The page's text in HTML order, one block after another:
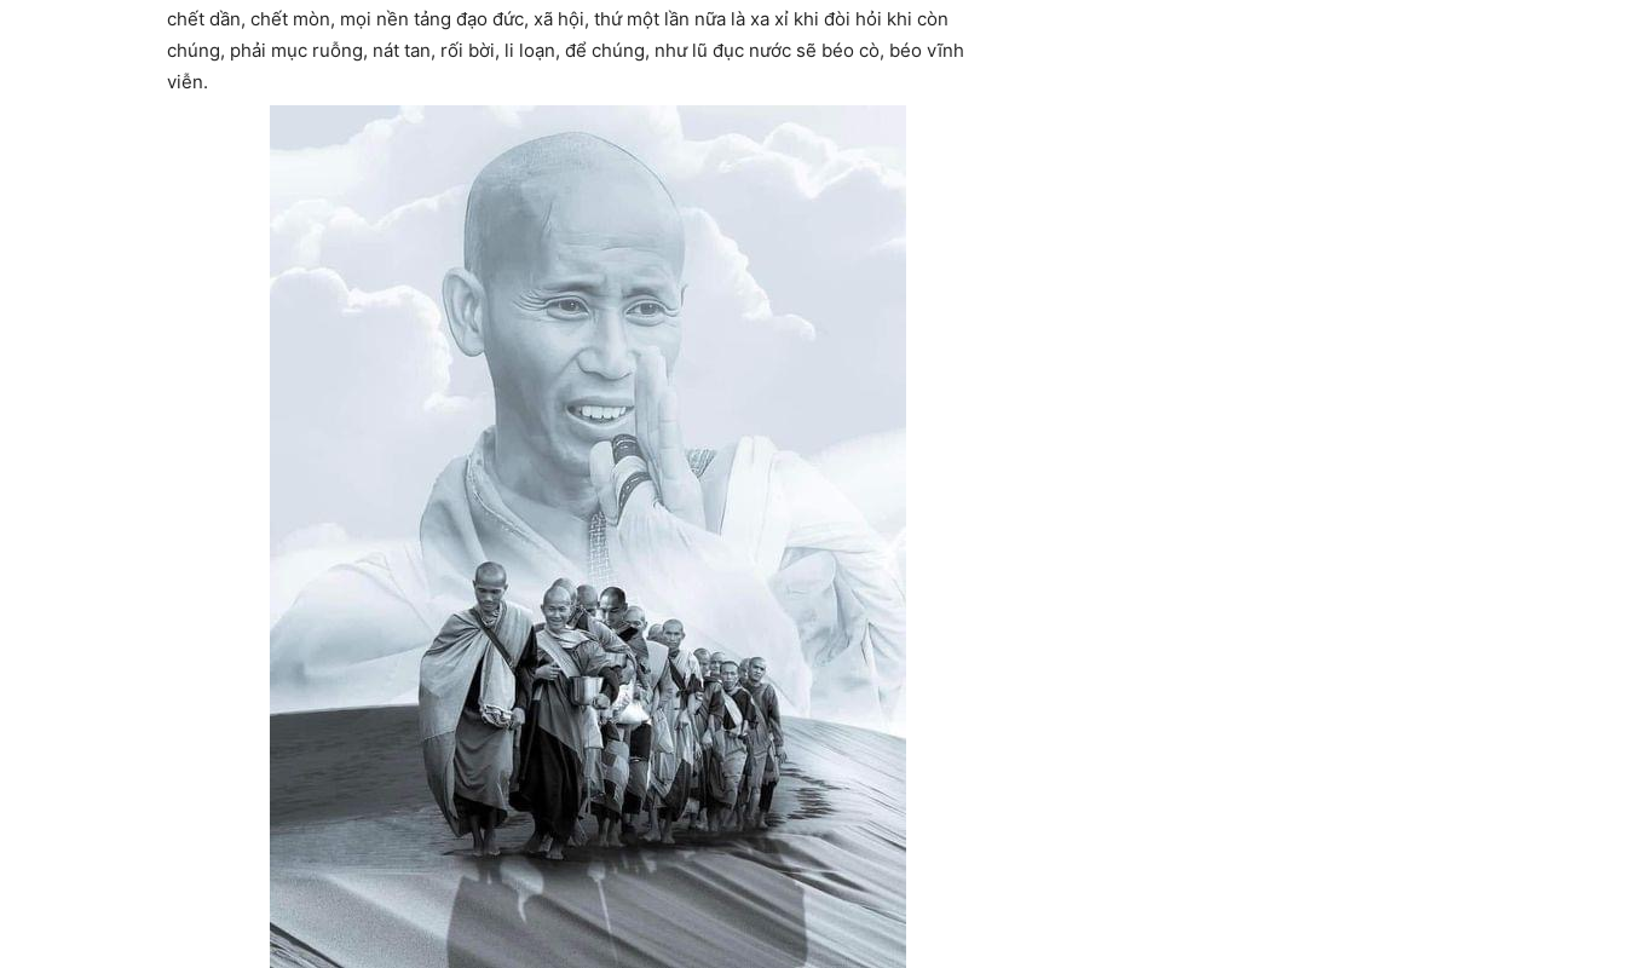
chết dần, chết mòn, mọi nền tảng đạo đức, xã hội, thứ một lần nữa là xa xỉ khi đòi hỏi khi còn
chúng, phải mục ruỗng, nát tan, rối bời, li loạn, để chúng, như lũ đục nước sẽ béo cò, béo vĩnh
viễn.